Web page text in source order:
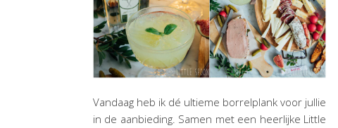
Vandaag heb ik dé ultieme borrelplank voor jullie
in de aanbieding. Samen met een heerlijke Little